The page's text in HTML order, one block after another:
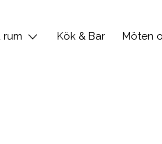
rum Kök & Bar Möten